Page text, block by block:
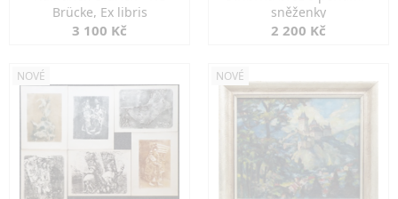
Brücke, Ex libris
3 100 Kč
sněženky
2 200 Kč
NOVÉ NOVÉ